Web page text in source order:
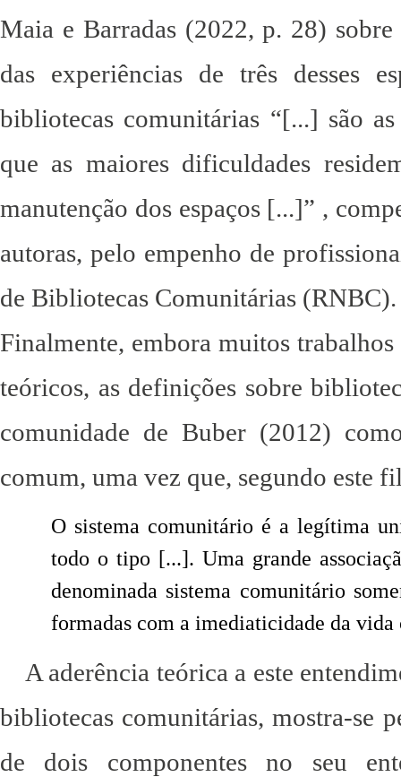
Maia e Barradas (2022, p. 28)
das experiências de três desses
bibliotecas comunitárias “[...] são
que as maiores dificuldades
manutenção dos espaços [...]” ,
autoras, pelo empenho de
de Bibliotecas Comunitárias (RNBC).
Finalmente, embora muitos
teóricos, as definições sobre
comunidade de Buber (2012)
comum, uma vez que, segundo este
O sistema comunitário é a legítima
todo o tipo [...]. Uma grande
denominada sistema comunitário
formadas com a imediaticidade da
A aderência teórica a este
bibliotecas comunitárias, mostra-se
de dois componentes no seu